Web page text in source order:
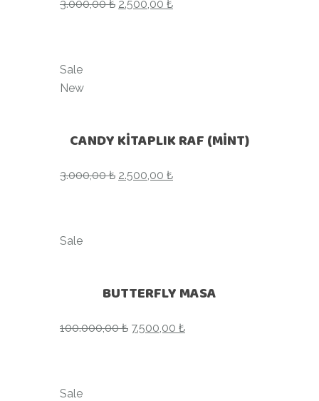
3.000,00₺ 2.500,00 ₺
Sale
New
CANDY KİTAPLIK RAF (MİNT)
3.000,00₺ 2.500,00 ₺
Sale
BUTTERFLY MASA
100.000,00₺ 7.500,00 ₺
Sale